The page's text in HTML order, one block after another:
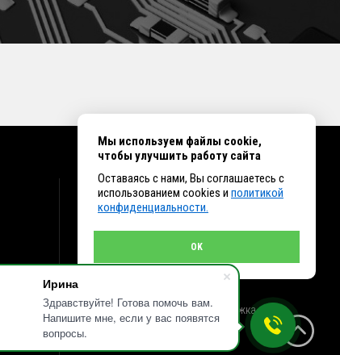
Ирина
Здравствуйте! Готова помочь вам.
Напишите мне, если у вас появятся
вопросы.
КОНТАКТЫ
+7 (914) 010-76-83, 8 (3952) 93-27-93 - Отдел
et2@et38.ru - Отдел продаж
et3@et38.ru - Техническая поддержка
Создание сайтов - Инсайд
Мы используем файлы cookie,
чтобы улучшить работу сайта
Оставаясь с нами, Вы соглашаетесь с
использованием cookies и политикой
конфиденциальности.
OK